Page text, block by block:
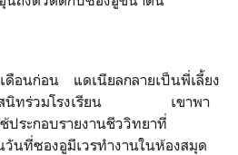
นก่อน แดเนียลกลายเป็นพี่เลี้ยง
นสนิทร่วมโรงเรียน เขาพา
ประกอบรายงานชีววิทยาที่
ที่ซองอูมีเวรทำงานในห้องสมุด